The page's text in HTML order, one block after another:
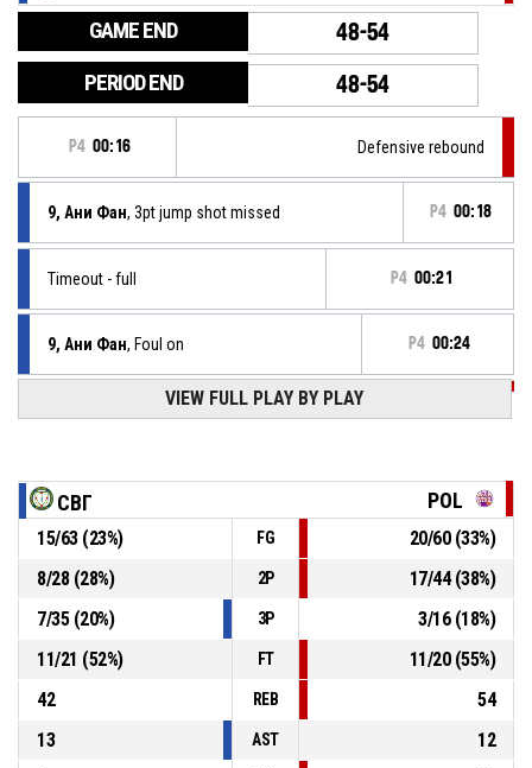
GAME END 48-54
PERIOD END 48-54
P4 00:16 Defensive rebound
9, Ани Фан, 3pt jump shot missed P4 00:18
Timeout - full P4 00:21
9, Ани Фан, Foul on P4 00:24
8, Антония Филипова
9, Ани Фан, Steal
P4 00:24 3, Деляна Кадиева , Turnover - bad pass
P4 00:35 Defensive rebound
VIEW FULL PLAY BY PLAY
СВГ POL
15/63(23%) FG 20/60(33%)
8/28(28%) 2P 17/44(38%)
7/35(20%) 3P 3/16(18%)
11/21 (52%) FT 11/20(55%)
42
REB
54
13
AST
12